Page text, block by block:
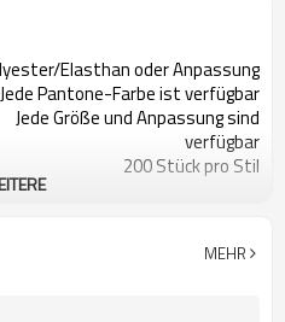
Elasthan oder Anpassung
Jede Pantone-Farbe ist verfügbar
Jede Größe und Anpassung sind
verfügbar
200 Stück pro Stil
trocknend, antistatisch
MEHR